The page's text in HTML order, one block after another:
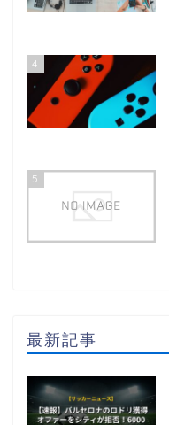
4
5
最新記事